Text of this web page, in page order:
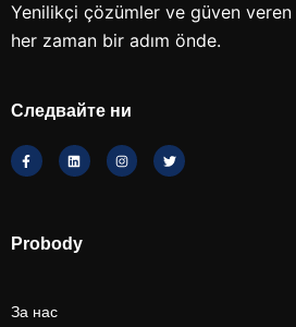
Yenilikçi çözümler ve güven veren
her zaman bir adım önde.
Следвайте ни
Probody
За нас